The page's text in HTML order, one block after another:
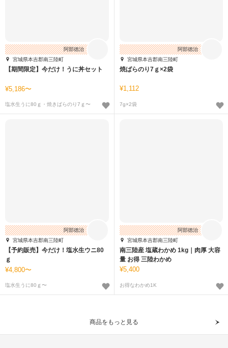
【期間限定】今だけ！うに丼セット
5,186〜
塩水生うに80ｇ・焼きばらのり7ｇ〜
阿部徳治
宮城県本吉郡南三陸町
焼ばらのり7ｇ×2袋
1,112
7g×2袋
阿部徳治
宮城県本吉郡南三陸町
【予約販売】今だけ！塩水生ウニ80
ｇ
4,800〜
塩水生うに80ｇ〜
阿部徳治
宮城県本吉郡南三陸町
南三陸産 塩蔵わかめ 1kg｜肉厚 大容
量 お得 三陸わかめ
5,400
お得なわかめ1K
阿部徳治
宮城県本吉郡南三陸町
商品をもっと見る